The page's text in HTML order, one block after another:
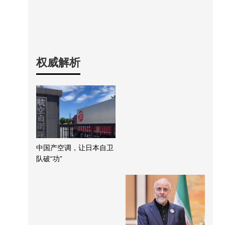
权威解析
中国产空调，让日本自卫
队破“功”